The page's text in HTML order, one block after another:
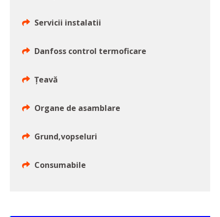
Servicii instalatii
Danfoss control termoficare
Țeavă
Organe de asamblare
Grund,vopseluri
Consumabile